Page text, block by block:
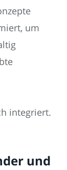
um
integriert.
und